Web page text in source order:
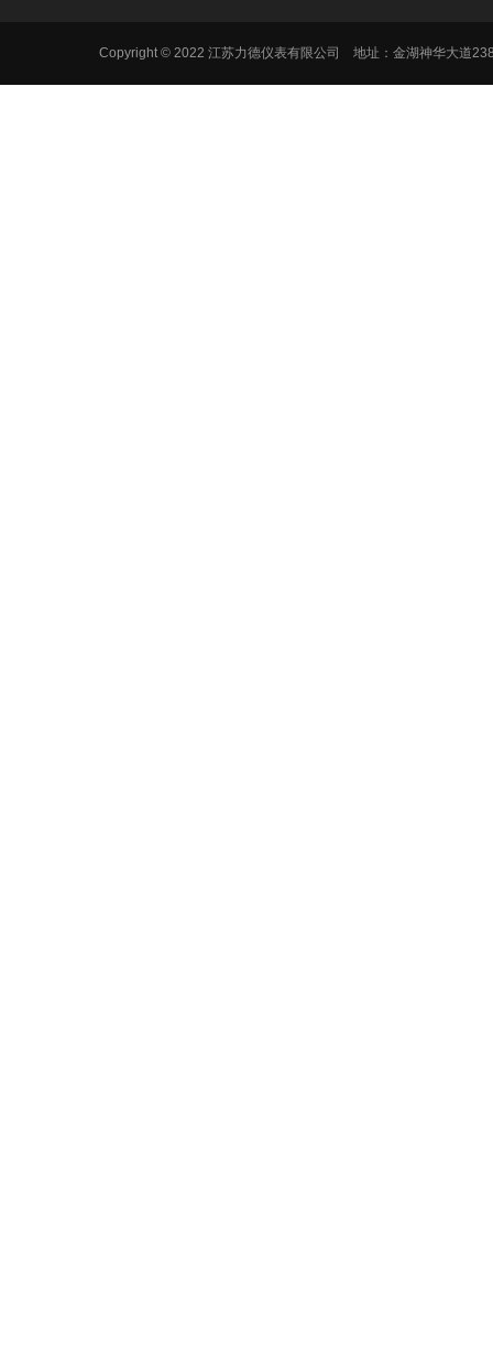
Copyright © 2022 江苏力德仪表有限公司 地址：金湖神华大道